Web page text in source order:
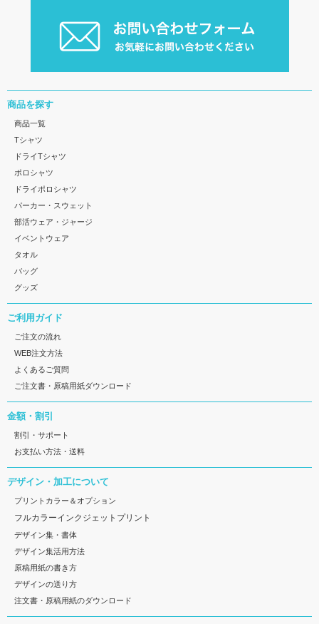
商品を探す
商品一覧
Tシャツ
ドライTシャツ
ポロシャツ
ドライポロシャツ
パーカー・スウェット
部活ウェア・ジャージ
イベントウェア
タオル
バッグ
グッズ
ご利用ガイド
ご注文の流れ
WEB注文方法
よくあるご質問
ご注文書・原稿用紙ダウンロード
金額・割引
割引・サポート
お支払い方法・送料
デザイン・加工について
プリントカラー＆オプション
フルカラーインクジェットプリント
デザイン集・書体
デザイン集活用方法
原稿用紙の書き方
デザインの送り方
注文書・原稿用紙のダウンロード